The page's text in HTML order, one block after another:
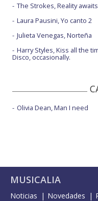
Nada que decir - con
Ni chicha ni limoná +
No som d'aquí - con la
Que t'agradi veure'm -
Siempre te pedí - con
The Strokes, Reality awaits
Laura Pausini, Yo canto 2
Julieta Venegas, Norteña
Harry Styles, Kiss all the
Disco, occasionally.
Olivia Dean, Man I need
MUSICALIA
Noticias Novedades